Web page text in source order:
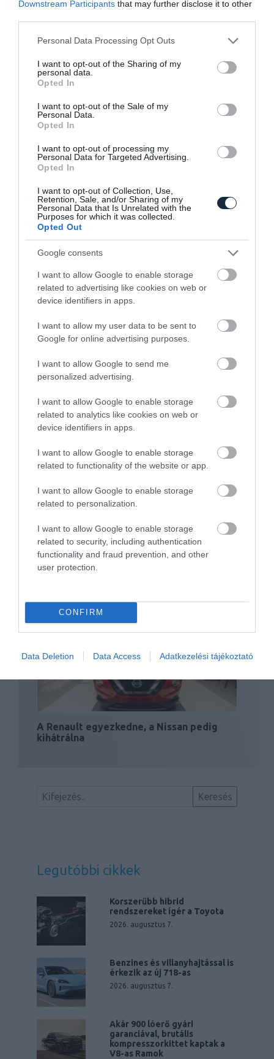
Downstream Participants that may further disclose it to other
Please note that this website/app uses one or more Google
not limited to your visit or usage behaviour. You may click to
grant or deny consent to Google and its third-party tags to
use your data for below specified purposes in below Google
consent section.
Personal Data Processing Opt Outs
I want to opt-out of the Sharing of my
personal data.
Opted In
I want to opt-out of the Sale of my
Personal Data.
Opted In
I want to opt-out of processing my
Personal Data for Targeted Advertising.
Opted In
I want to opt-out of Collection, Use,
Retention, Sale, and/or Sharing of my
Personal Data that Is Unrelated with the
Purposes for which it was collected.
Opted Out
Google consents
I want to allow Google to enable storage
related to advertising like cookies on web or
device identifiers in apps.
I want to allow my user data to be sent to
Google for online advertising purposes.
I want to allow Google to send me
personalized advertising.
I want to allow Google to enable storage
related to analytics like cookies on web or
device identifiers in apps.
I want to allow Google to enable storage
related to functionality of the website or app.
I want to allow Google to enable storage
related to personalization.
I want to allow Google to enable storage
related to security, including authentication
functionality and fraud prevention, and other
user protection.
CONFIRM
Data Deletion Data Access Adatkezelési tájékoztató
Feltámadhat a Moszkvics
Egyszerűsödik az Infiniti, hogy pénzt
spóroljon a Nissan
Bemutatkozott az új Nissan Z generáció
Nem lesz széria változat a Nissan IDx
kivonulást a Mitsubishi
A Renault egyezkedne, a Nissan pedig
kihátrálna
Legutóbbi cikkek
Korszerűbb hibrid
rendszereket ígér a Toyota
2026. augusztus 7.
Benzines és villanyhajtással is
érkezik az új 718-as
2026. augusztus 7.
Akár 900 lóerő gyári
garanciával, brutális
kompresszorkittet kaptak a
V8-as Ramok